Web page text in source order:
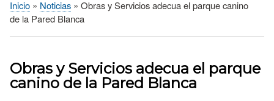
Sobrescribir
ayuda
a
la
Inicio Noticias
Obras y Servicios adecua el parque canino
de la Pared Blanca
Obras y Servicios adecua el parque
canino de la Pared Blanca